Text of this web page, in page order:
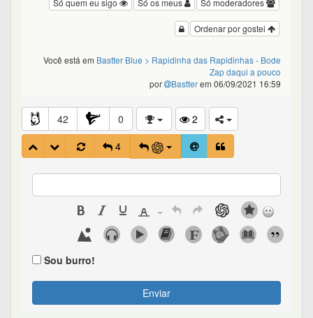
Só moderadores
Só os meus
Só quem eu sigo
Ordenar por gostei
Você está em Bastter Blue > Rapidinha das Rapidinhas - Bode
Zap daqui a pouco
por
Bastterem 06/09/2021 16:59
42 0
2
4
Sou burro!
Enviar